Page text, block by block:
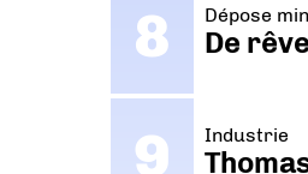
Dépose
De
Industrie